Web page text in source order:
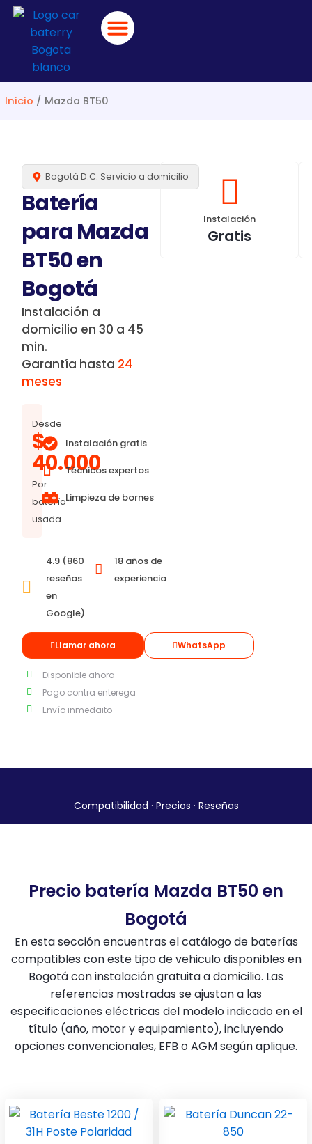
contenido
Inicio / Mazda BT50
Bogotá D.C. Servicio a domicilio
Batería
para Mazda
BT50 en
Bogotá
Instalación a
domicilio en 30 a 45
min.
Garantía hasta 24
meses
Desde
$
40.000
Por
batería
usada
Instalación gratis
Técnicos expertos
Limpieza de bornes
4.9 (860
reseñas
en
Google)
18 años de
experiencia
Llamar ahora WhatsApp
Disponible ahora
Pago contra enterega
Envío inmedaito
Instalación
Gratis
Compatibilidad · Precios · Reseñas
Precio batería Mazda BT50 en
Bogotá
En esta sección encuentras el catálogo de baterías
compatibles con este tipo de vehiculo disponibles en
Bogotá con instalación gratuita a domicilio. Las
referencias mostradas se ajustan a las
especificaciones eléctricas del modelo indicado en el
título (año, motor y equipamiento), incluyendo
opciones convencionales, EFB o AGM según aplique.